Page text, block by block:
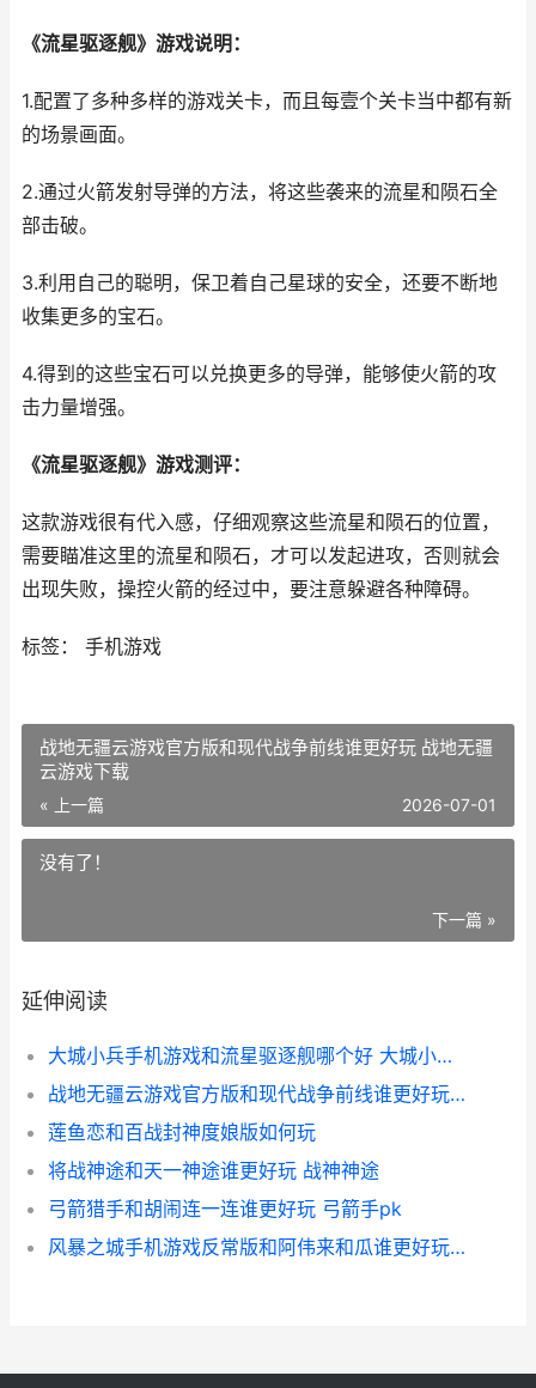
《流星驱逐舰》游戏说明：
1.配置了多种多样的游戏关卡，而且每壹个关卡当中都有新
的场景画面。
2.通过火箭发射导弹的方法，将这些袭来的流星和陨石全
部击破。
3.利用自己的聪明，保卫着自己星球的安全，还要不断地
收集更多的宝石。
4.得到的这些宝石可以兑换更多的导弹，能够使火箭的攻
击力量增强。
《流星驱逐舰》游戏测评：
这款游戏很有代入感，仔细观察这些流星和陨石的位置，
需要瞄准这里的流星和陨石，才可以发起进攻，否则就会
出现失败，操控火箭的经过中，要注意躲避各种障碍。
标签： 手机游戏
战地无疆云游戏官方版和现代战争前线谁更好玩 战地无疆
云游戏下载
« 上一篇 2026-07-01
没有了！
下一篇 »
延伸阅读
大城小兵手机游戏和流星驱逐舰哪个好 大城小兵手机游戏攻略
战地无疆云游戏官方版和现代战争前线谁更好玩 战地无疆云游戏下载
莲鱼恋和百战封神度娘版如何玩
将战神途和天一神途谁更好玩 战神神途
弓箭猎手和胡闹连一连谁更好玩 弓箭手pk
风暴之城手机游戏反常版和阿伟来和瓜谁更好玩 暴风城下载